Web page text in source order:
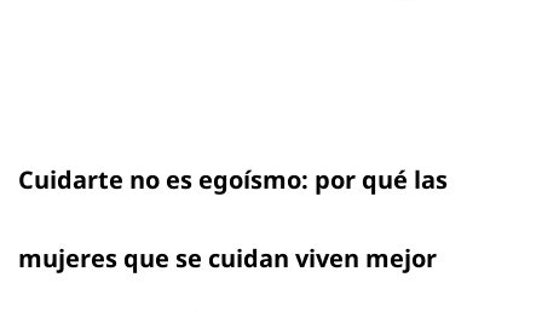
Cuidarte no es egoísmo: por qué las
mujeres que se cuidan viven mejor